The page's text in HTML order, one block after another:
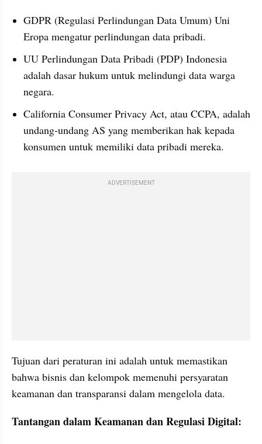
GDPR (Regulasi Perlindungan Data Umum) Uni
Eropa mengatur perlindungan data pribadi.
UU Perlindungan Data Pribadi (PDP) Indonesia
adalah dasar hukum untuk melindungi data warga
negara.
California Consumer Privacy Act, atau CCPA, adalah
undang-undang AS yang memberikan hak kepada
konsumen untuk memiliki data pribadi mereka.
ADVERTISEMENT
Tujuan dari peraturan ini adalah untuk memastikan
bahwa bisnis dan kelompok memenuhi persyaratan
keamanan dan transparansi dalam mengelola data.
Tantangan dalam Keamanan dan Regulasi Digital: